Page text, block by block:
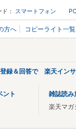
： スマートフォン PC
方へ コピーライト一覧
登録＆回答で 楽天イン
ント
雑誌読み
楽天マガ